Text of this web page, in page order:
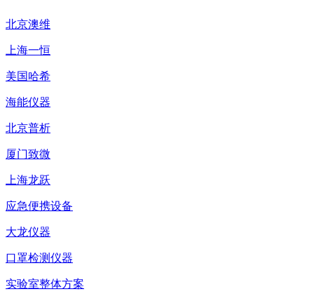
北京澳维
上海一恒
美国哈希
海能仪器
北京普析
厦门致微
上海龙跃
应急便携设备
大龙仪器
口罩检测仪器
实验室整体方案